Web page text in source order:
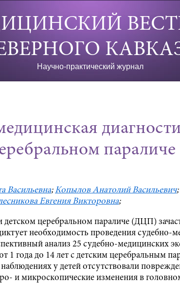
Научно-практический журнал
параличе
Васильевна; Копылов Анатолий Васильевич;
Евгения Викторовна;
детском церебральном параличе (ДЦП)
необходимость проведения судебно-
анализ 25 судебно-медицинских
1 года до 14 лет с детским церебральным
у детей отсутствовали
и микроскопические изменения в